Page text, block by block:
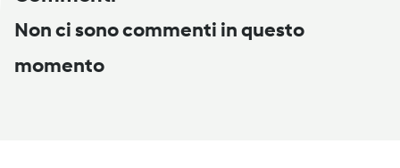
Non ci sono commenti in questo
momento